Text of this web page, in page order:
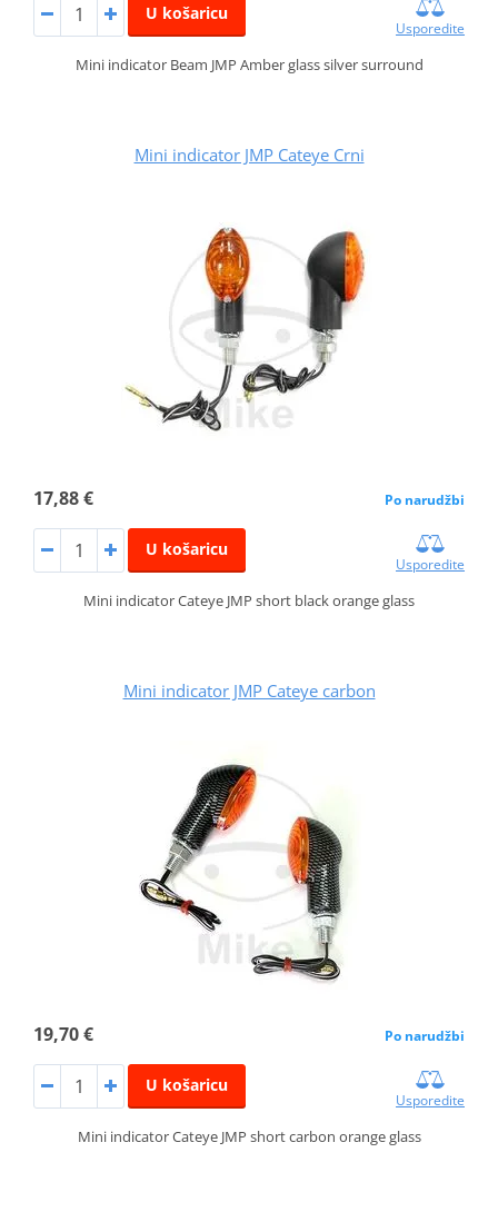
U košaricu
Usporedite
Mini indicator Beam JMP Amber glass silver surround
Mini indicator JMP Cateye Crni
17,88 € Po narudžbi
U košaricu
Usporedite
Mini indicator Cateye JMP short black orange glass
Mini indicator JMP Cateye carbon
19,70 € Po narudžbi
U košaricu
Usporedite
Mini indicator Cateye JMP short carbon orange glass